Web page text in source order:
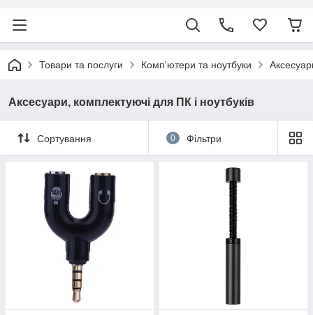
Товари та послуги Комп'ютери та ноутбуки
Аксесуари, комплектуючі для ПК і ноутбуків
Сортування 0 Фільтри